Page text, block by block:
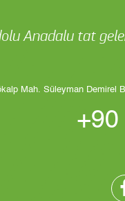
Anadalu tat
Mah. Süleyman Demirel
+90